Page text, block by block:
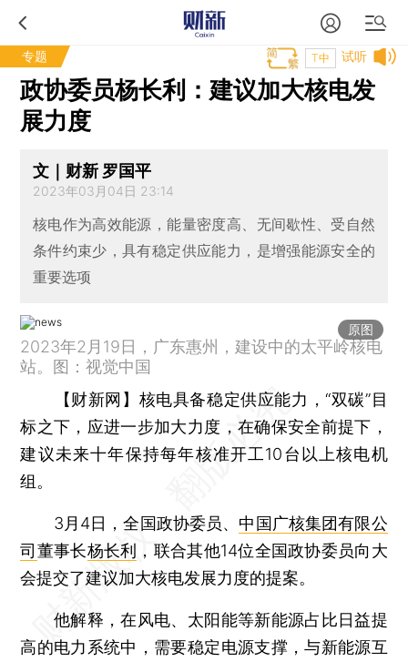
专题 试听
T中
政协委员杨长利：建议加大核电发
展力度
文｜财新 罗国平
2023年03月04日 23:14
核电作为高效能源，能量密度高、无间歇性、受自然
条件约束少，具有稳定供应能力，是增强能源安全的
重要选项
原图
2023年2月19日，广东惠州，建设中的太平岭核电
站。图：视觉中国
【财新网】 核电具备稳定供应能力，“双碳”目
标之下，应进一步加大力度，在确保安全前提下，
建议未来十年保持每年核准开工10台以上核电机
组。
3月4日，全国政协委员、 中国广核集团有限公
司 董事长杨长利
，联合其他14位全国政协委员向大
会提交了建议加大核电发展力度的提案。
他解释，在风电、太阳能等新能源占比日益提
高的电力系统中，需要稳定电源支撑，与新能源互